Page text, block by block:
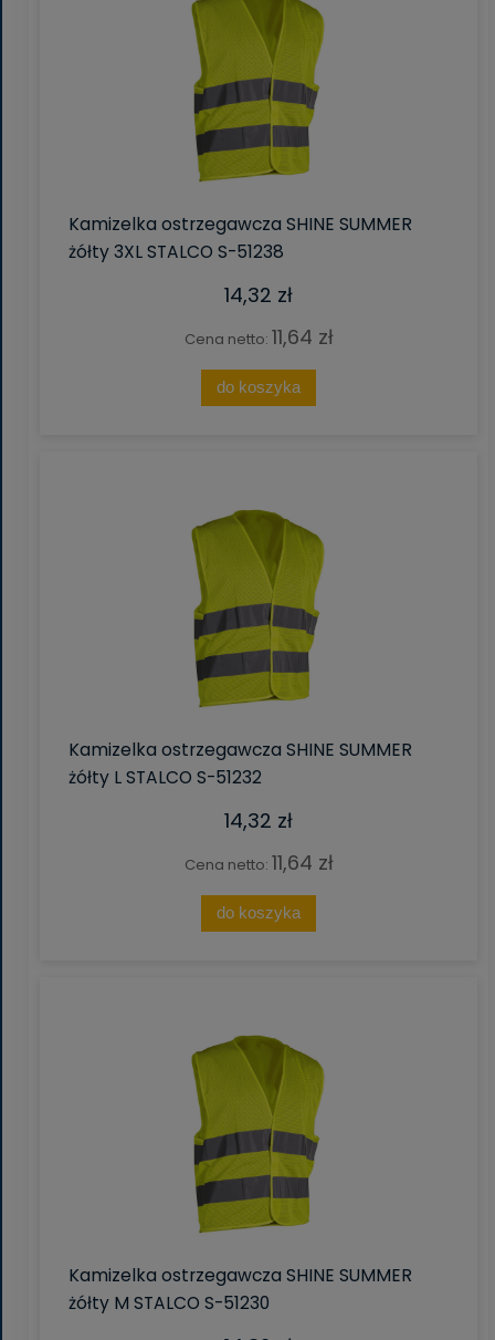
Kamizelka ostrzegawcza SHINE SUMMER
żółty 3XL STALCO S-51238
14,32 zł
Cena netto: 11,64 zł
do koszyka
Kamizelka ostrzegawcza SHINE SUMMER
żółty L STALCO S-51232
14,32 zł
Cena netto: 11,64 zł
do koszyka
Kamizelka ostrzegawcza SHINE SUMMER
żółty M STALCO S-51230